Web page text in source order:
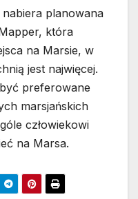
planowana
która
na Marsie, w
jest najwięcej.
preferowane
marsjańskich
człowiekowi
na Marsa.